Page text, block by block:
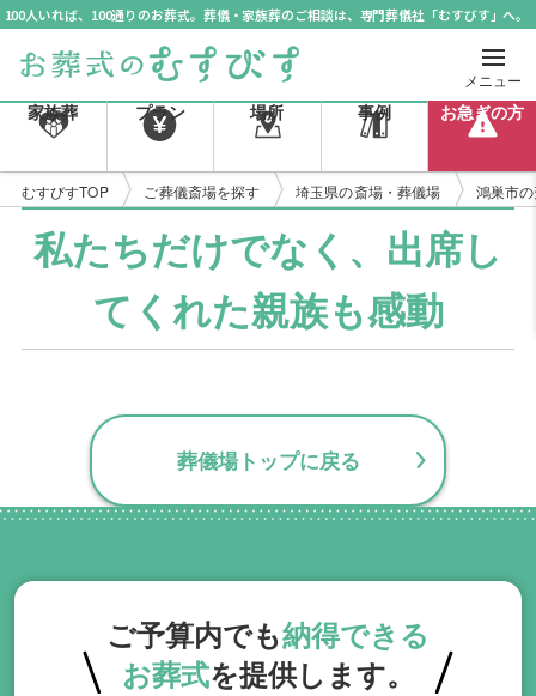
100人いれば、100通りのお葬式。葬儀・家族葬のご相談は、専門葬儀社「むすびす」へ。
メニュー
家族葬 プラン 場所 事例 お急ぎの方
むすびすTOP ご葬儀斎場を探す 埼玉県の斎場・葬儀場 鴻巣市
私たちだけでなく、出席し
てくれた親族も感動
葬儀場トップに戻る
ご予算内でも納得できる
お葬式を提供します。